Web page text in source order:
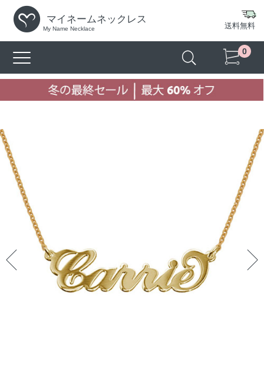
マイネームネックレス
My Name Necklace 送料無料
0